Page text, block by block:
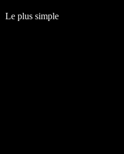
Le plus simple